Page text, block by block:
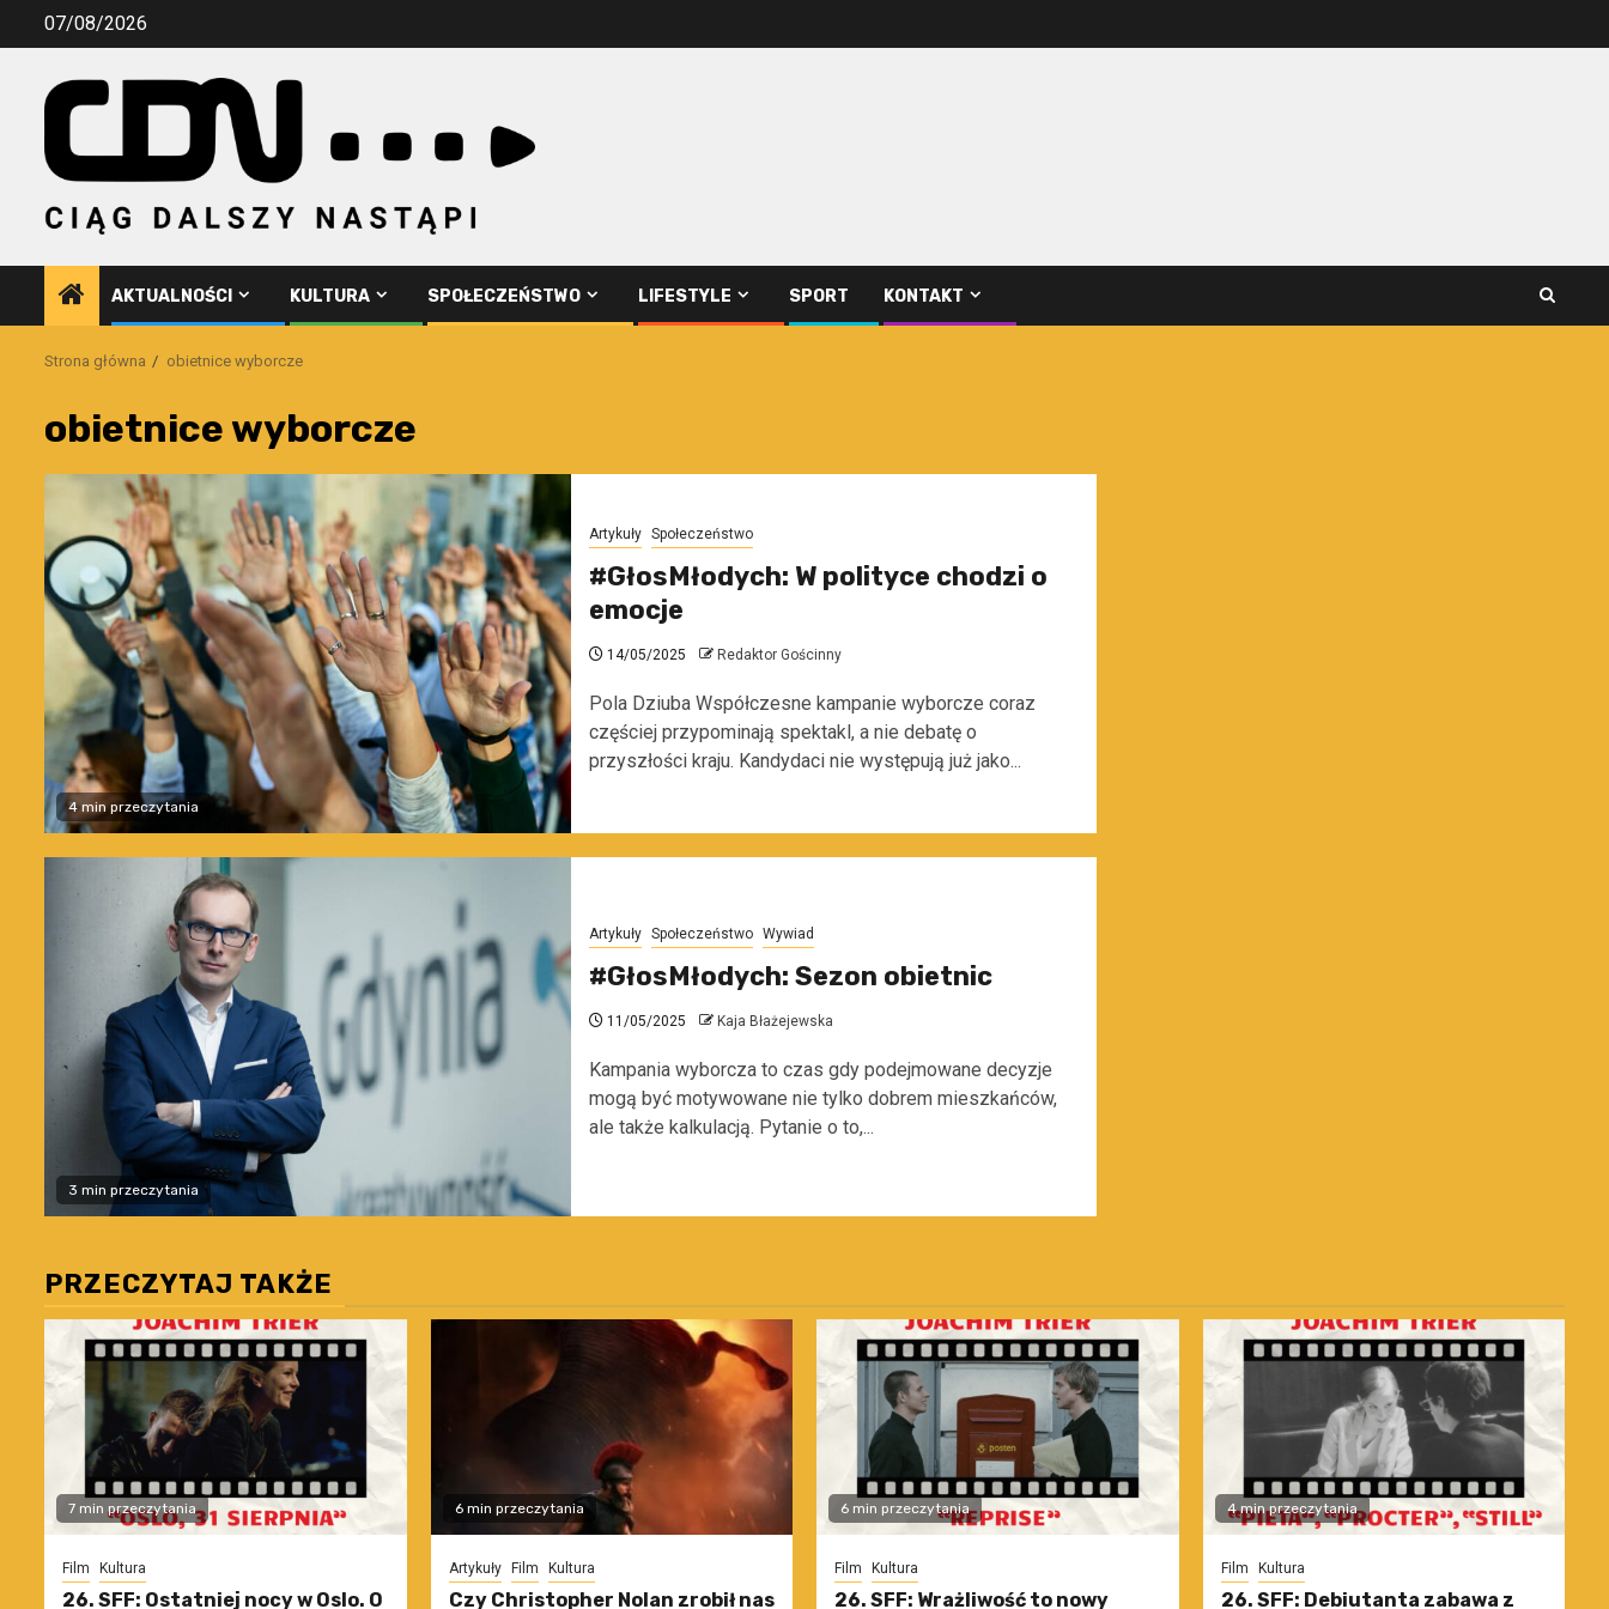
Przejdź07/08/2026
AKTUALNOŚCI KULTURA SPOŁECZEŃSTWO LIFESTYLE SPORT KONTAKT
Strona główna obietnice wyborcze
obietnice wyborcze
4 min przeczytania
Artykuły Społeczeństwo
#GłosMłodych: W polityce chodzi o
emocje
14/05/2025 Redaktor Gościnny
Pola Dziuba Współczesne kampanie wyborcze coraz
częściej przypominają spektakl, a nie debatę o
przyszłości kraju. Kandydaci nie występują już jako...
3 min przeczytania
Artykuły Społeczeństwo Wywiad
#GłosMłodych: Sezon obietnic
11/05/2025 Kaja Błażejewska
Kampania wyborcza to czas gdy podejmowane decyzje
mogą być motywowane nie tylko dobrem mieszkańców,
ale także kalkulacją. Pytanie o to,...
PRZECZYTAJ TAKŻE
7 min przeczytania
Film Kultura
26. SFF: Ostatniej nocy w Oslo. O
6 min przeczytania
Artykuły Film Kultura
Czy Christopher Nolan zrobił nas
6 min przeczytania
Film Kultura
26. SFF: Wrażliwość to nowy
4 min przeczytania
Film Kultura
26. SFF: Debiutanta zabawa z